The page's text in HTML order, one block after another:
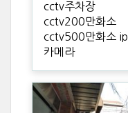
cctv주차장
cctv200만화소
cctv500만화소 ip
카메라